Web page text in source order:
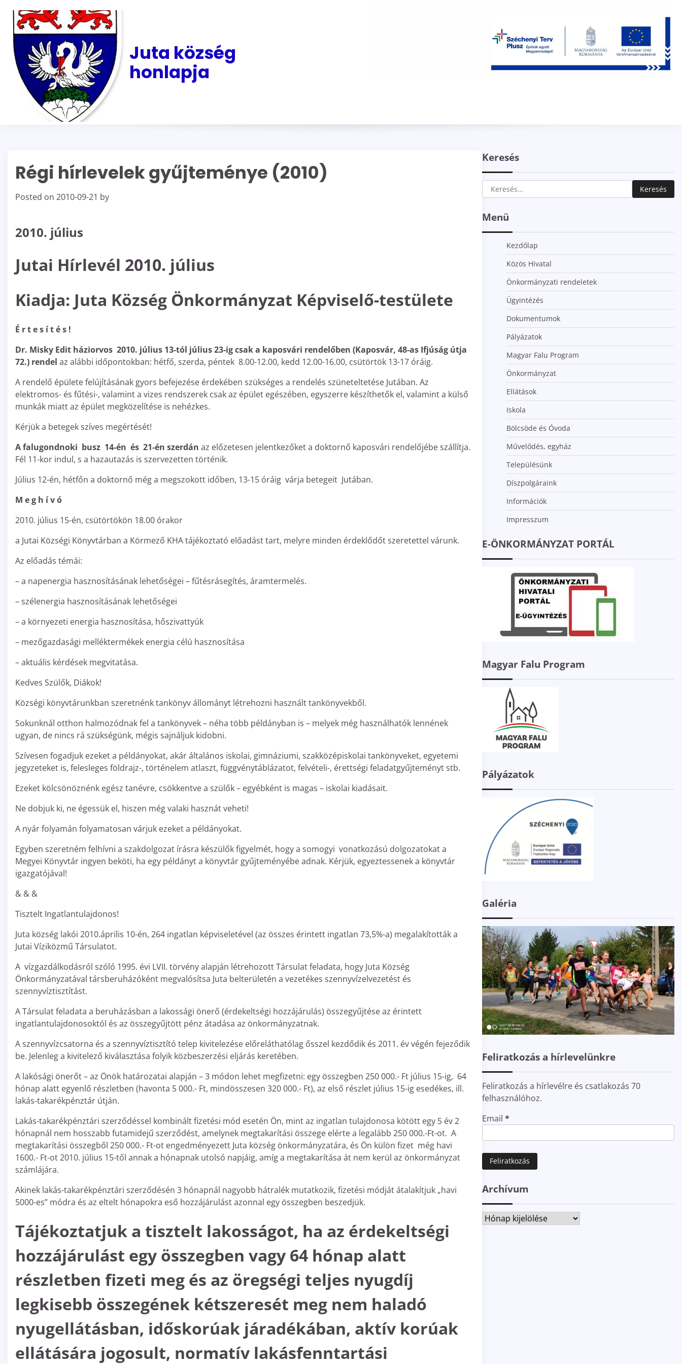
content
Juta község
honlapja
Régi hírlevelek gyűjteménye (2010)
Posted on 2010-09-21 by
2010. július
Jutai Hírlevél 2010. július
Kiadja: Juta Község Önkormányzat Képviselő-testülete
É r t e s í t é s !
Dr. Misky Edit háziorvos 2010. július 13-tól július 23-ig csak a kaposvári rendelőben (Kaposvár, 48-as Ifjúság útja
72.) rendel az alábbi időpontokban: hétfő, szerda, péntek 8.00-12.00, kedd 12.00-16.00, csütörtök 13-17 óráig.
A rendelő épülete felújításának gyors befejezése érdekében szükséges a rendelés szüneteltetése Jutában. Az
elektromos- és fűtési-, valamint a vizes rendszerek csak az épület egészében, egyszerre készíthetők el, valamint a külső
munkák miatt az épület megközelítése is nehézkes.
Kérjük a betegek szíves megértését!
A falugondnoki busz 14-én és 21-én szerdán az előzetesen jelentkezőket a doktornő kaposvári rendelőjébe szállítja.
Fél 11-kor indul, s a hazautazás is szervezetten történik.
Július 12-én, hétfőn a doktornő még a megszokott időben, 13-15 óráig várja betegeit Jutában.
M e g h í v ó
2010. július 15-én, csütörtökön 18.00 órakor
a Jutai Községi Könyvtárban a Körmező KHA tájékoztató előadást tart, melyre minden érdeklődőt szeretettel várunk.
Az előadás témái:
– a napenergia hasznosításának lehetőségei – fűtésrásegítés, áramtermelés.
– szélenergia hasznosításának lehetőségei
– a környezeti energia hasznosítása, hőszivattyúk
– mezőgazdasági melléktermékek energia célú hasznosítása
– aktuális kérdések megvitatása.
Kedves Szülők, Diákok!
Községi könyvtárunkban szeretnénk tankönyv állományt létrehozni használt tankönyvekből.
Sokunknál otthon halmozódnak fel a tankönyvek – néha több példányban is – melyek még használhatók lennének
ugyan, de nincs rá szükségünk, mégis sajnáljuk kidobni.
Szívesen fogadjuk ezeket a példányokat, akár általános iskolai, gimnáziumi, szakközépiskolai tankönyveket, egyetemi
jegyzeteket is, felesleges földrajz-, történelem atlaszt, függvénytáblázatot, felvételi-, érettségi feladatgyűjteményt stb.
Ezeket kölcsönöznénk egész tanévre, csökkentve a szülők – egyébként is magas – iskolai kiadásait.
Ne dobjuk ki, ne égessük el, hiszen még valaki hasznát veheti!
A nyár folyamán folyamatosan várjuk ezeket a példányokat.
Egyben szeretném felhívni a szakdolgozat írásra készülők figyelmét, hogy a somogyi vonatkozású dolgozatokat a
Megyei Könyvtár ingyen beköti, ha egy példányt a könyvtár gyűjteményébe adnak. Kérjük, egyeztessenek a könyvtár
igazgatójával!
& & &
Tisztelt Ingatlantulajdonos!
Juta község lakói 2010.április 10-én, 264 ingatlan képviseletével (az összes érintett ingatlan 73,5%-a) megalakították a
Jutai Víziközmű Társulatot.
A vízgazdálkodásról szóló 1995. évi LVII. törvény alapján létrehozott Társulat feladata, hogy Juta Község
Önkormányzatával társberuházóként megvalósítsa Juta belterületén a vezetékes szennyvízelvezetést és
szennyvíztisztítást.
A Társulat feladata a beruházásban a lakossági önerő (érdekeltségi hozzájárulás) összegyűjtése az érintett
ingatlantulajdonosoktól és az összegyűjtött pénz átadása az önkormányzatnak.
A szennyvízcsatorna és a szennyvíztisztító telep kivitelezése előreláthatólag ősszel kezdődik és 2011. év végén fejeződik
be. Jelenleg a kivitelező kiválasztása folyik közbeszerzési eljárás keretében.
A lakósági önerőt – az Önök határozatai alapján – 3 módon lehet megfizetni: egy összegben 250 000.- Ft július 15-ig, 64
hónap alatt egyenlő részletben (havonta 5 000.- Ft, mindösszesen 320 000.- Ft), az első részlet július 15-ig esedékes, ill.
lakás-takarékpénztár útján.
Lakás-takarékpénztári szerződéssel kombinált fizetési mód esetén Ön, mint az ingatlan tulajdonosa kötött egy 5 év 2
hónapnál nem hosszabb futamidejű szerződést, amelynek megtakarítási összege elérte a legalább 250 000.-Ft-ot. A
megtakarítási összegből 250 000.- Ft-ot engedményezett Juta község önkormányzatára, és Ön külön fizet még havi
1600.- Ft-ot 2010. július 15-től annak a hónapnak utolsó napjáig, amíg a megtakarítása át nem kerül az önkormányzat
számlájára.
Akinek lakás-takarékpénztári szerződésén 3 hónapnál nagyobb hátralék mutatkozik, fizetési módját átalakítjuk „havi
5000-es” módra és az eltelt hónapokra eső hozzájárulást azonnal egy összegben beszedjük.
Tájékoztatjuk a tisztelt lakosságot, ha az érdekeltségi
hozzájárulást egy összegben vagy 64 hónap alatt
részletben fizeti meg és az öregségi teljes nyugdíj
legkisebb összegének kétszeresét meg nem haladó
nyugellátásban, időskorúak járadékában, aktív korúak
ellátására jogosult, normatív lakásfenntartási
Keresés
Keresés:
Menü
Kezdőlap
Közös Hivatal
Önkormányzati rendeletek
Ügyintézés
Dokumentumok
Pályázatok
Magyar Falu Program
Önkormányzat
Ellátások
Iskola
Bölcsöde és Óvoda
Művelődés, egyház
Településünk
Díszpolgáraink
Információk
Impresszum
E-ÖNKORMÁNYZAT PORTÁL
Magyar Falu Program
Pályázatok
Galéria
Feliratkozás a hírlevelünkre
Feliratkozás a hírlevélre és csatlakozás 70
felhasználóhoz.
Email *
Archívum
Archívum